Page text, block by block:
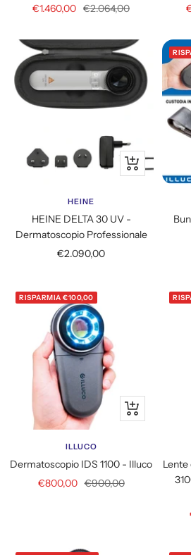
Prezzo
vendita
€1.460,00 Prezzo
€2.064,00
Aggiungi
al
HEINE
HEINE DELTA 30 UV -
Dermatoscopio Professionale
Prezzo
€2.090,00
RISPARMIA €100,00
Aggiungi
al
ILLUCO
Dermatoscopio IDS 1100 - Illuco
Prezzo
€800,00 Prezzo
€900,00
Lente